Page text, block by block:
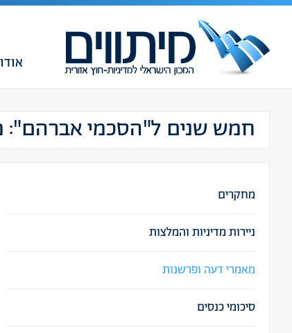
חמש שנים ל"הסכמי אברהם":
מחקרים
ניירות מדיניות והמלצות
מאמרי דעה ופרשנות
סיכומי כנסים